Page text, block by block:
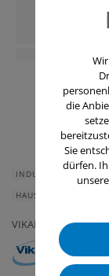
INDUSTRIE &
HAUS & HEIM
VIKAN
die
Sie
dürfen.